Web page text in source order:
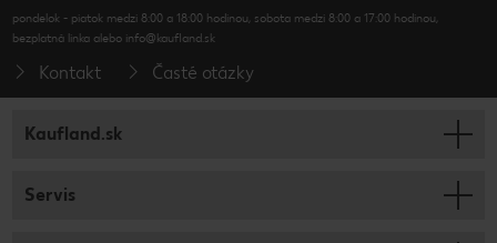
pondelok - piatok medzi 8:00 a 18:00 hodinou, sobota medzi 8:00 a 17:00 hodinou,
bezplatná linka alebo info@kaufland.sk
Kontakt Časté otázky
Kaufland.sk
Servis